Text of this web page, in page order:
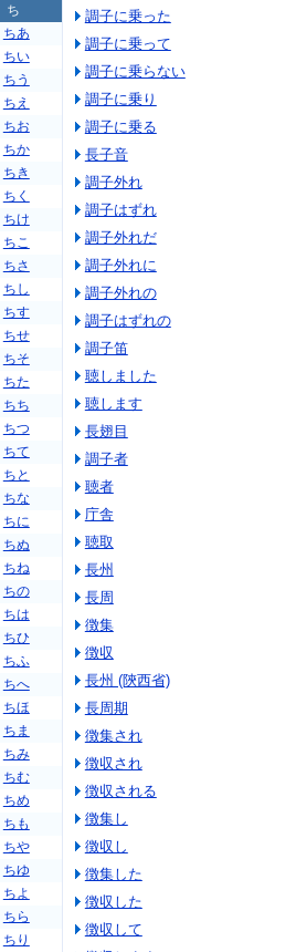
ち
ちあ
ちい
ちう
ちえ
ちお
ちか
ちき
ちく
ちけ
ちこ
ちさ
ちし
ちす
ちせ
ちそ
ちた
ちち
ちつ
ちて
ちと
ちな
ちに
ちぬ
ちね
ちの
ちは
ちひ
ちふ
ちへ
ちほ
ちま
ちみ
ちむ
ちめ
ちも
ちや
ちゆ
ちよ
ちら
ちり
調子に乗った
調子に乗って
調子に乗らない
調子に乗り
調子に乗る
長子音
調子外れ
調子はずれ
調子外れだ
調子外れに
調子外れの
調子はずれの
調子笛
聴しました
聴します
長翅目
調子者
聴者
庁舎
聴取
長州
長周
徴集
徴収
長州 (陝西省)
長周期
徴集され
徴収され
徴収される
徴集し
徴収し
徴集した
徴収した
徴収して